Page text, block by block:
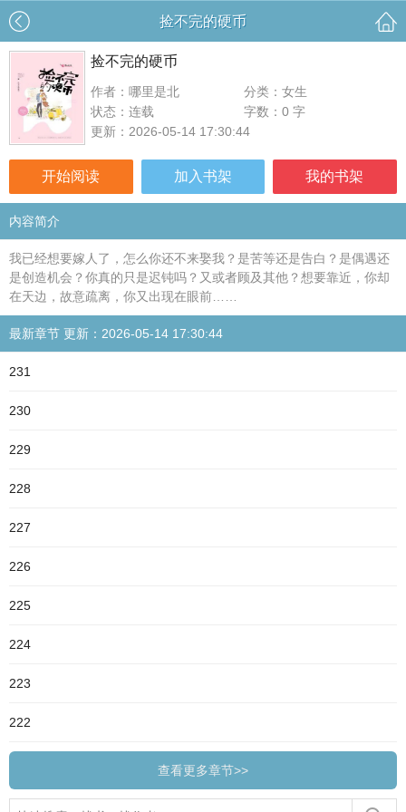
捡不完的硬币
捡不完的硬币
作者：哪里是北
分类：女生
状态：连载
字数：0 字
更新：2026-05-14 17:30:44
开始阅读 加入书架 我的书架
内容简介
我已经想要嫁人了，怎么你还不来娶我？是苦等还是告白？是偶遇还
是创造机会？你真的只是迟钝吗？又或者顾及其他？想要靠近，你却
在天边，故意疏离，你又出现在眼前……
最新章节 更新：2026-05-14 17:30:44
231
230
229
228
227
226
225
224
223
222
查看更多章节>>